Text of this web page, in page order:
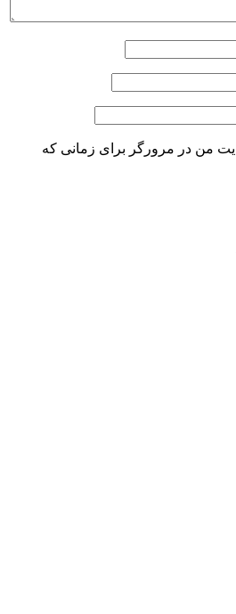
من در مرورگر برای زمانی که